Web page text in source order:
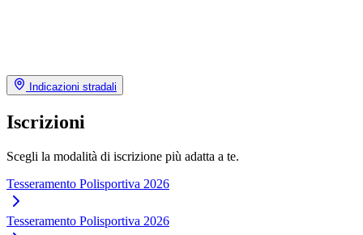
Indicazioni stradali
Iscrizioni
Scegli la modalità di iscrizione più adatta a te.
Tesseramento Polisportiva 2026
Tesseramento Polisportiva 2026